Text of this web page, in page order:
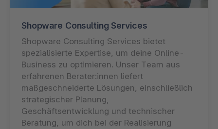
Shopware Consulting Services
Shopware Consulting Services bietet
spezialisierte Expertise, um deine Online-
Business zu optimieren. Unser Team aus
erfahrenen Berater:innen liefert
maßgeschneiderte Lösungen, einschließlich
strategischer Planung,
Geschäftsentwicklung und technischer
Beratung, um dich bei der Realisierung